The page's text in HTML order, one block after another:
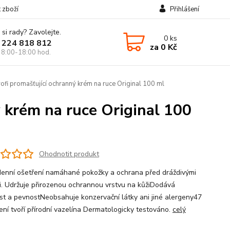
zboží Přihlášení
rady? Zavolejte.
818 812
8:00-18:00 hod.
0ks
za 0 Kč
promašťující ochranný krém na ruce Original 100 ml
na ruce Original 100
Ohodnotit produkt
ošetření namáhané pokožky a ochrana před dráždivými
Udržuje přirozenou ochrannou vrstvu na kůžiDodává
a pevnostNeobsahuje konzervační látky ani jiné alergeny47
tvoří přírodní vazelína Dermatologicky testováno. celý